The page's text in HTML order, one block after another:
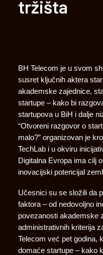
tržišta
BH Telecom je u svom
susret ključnih aktera
akademske zajednice,
startupe – kako bi
startupova u BiH i dalje
“Otvoreni razgovor o
malo?” organizovan je
TechLab i u okviru
Digitalna Evropa ima cilj
inovacijski potencijal
Učesnici su se složili da
faktora – od nedovoljno
povezanosti akademske
administrativnih kriterija
Telecom već pet godina,
domaće startupe – kako